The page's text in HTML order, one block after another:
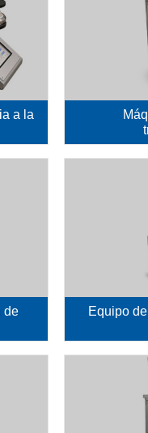
a la
de
Equipo